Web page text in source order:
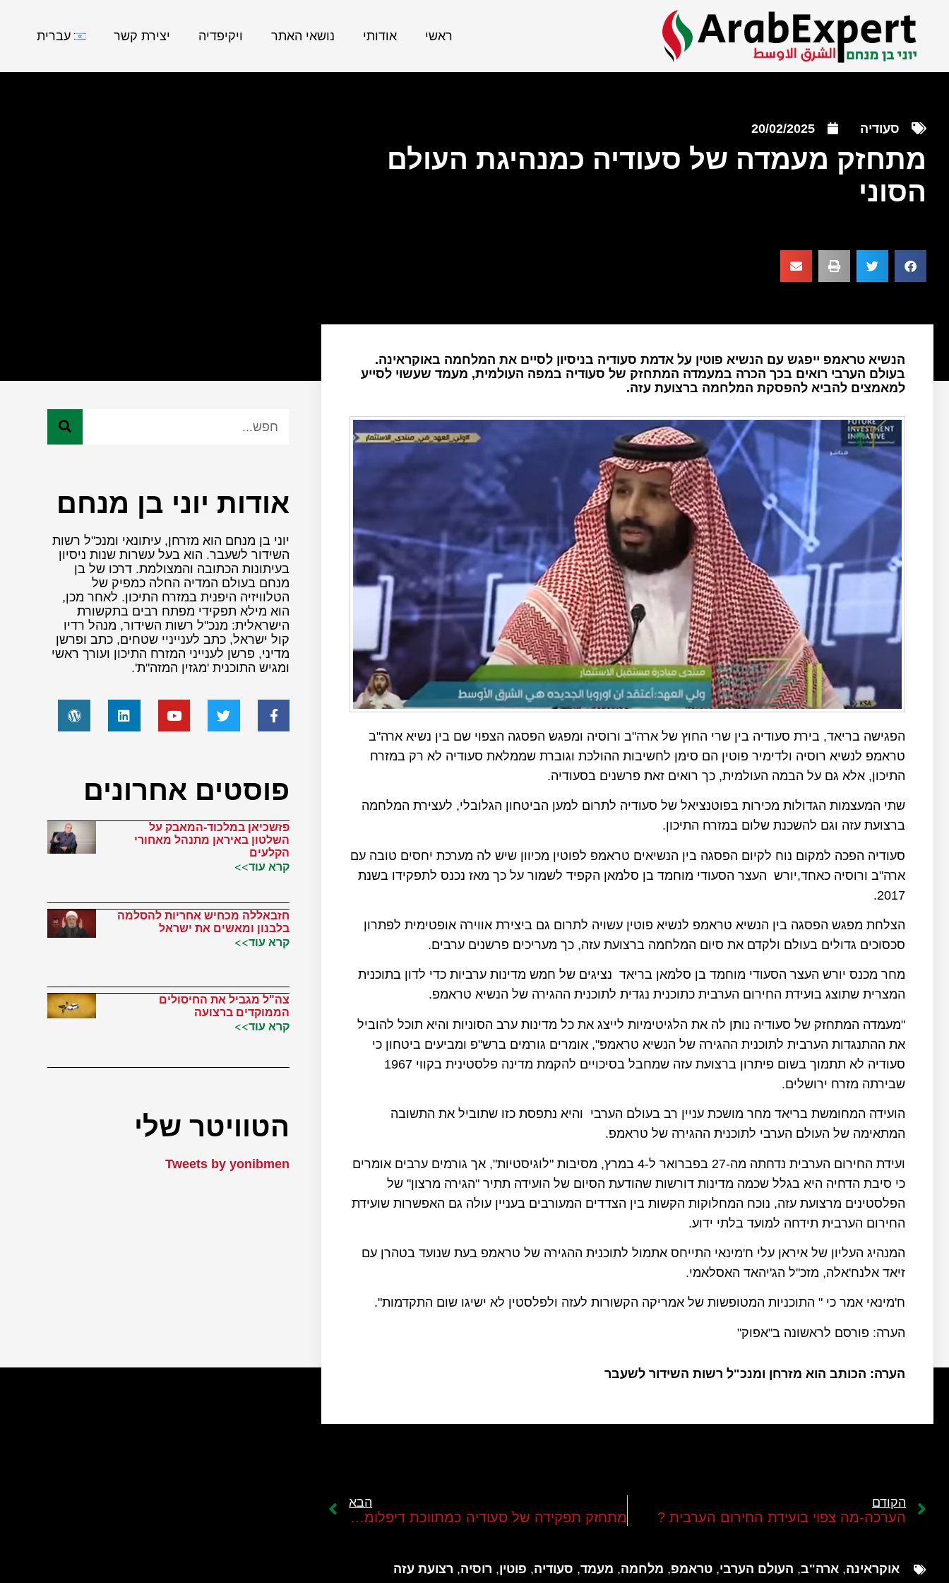
ראשי אודותי נושאי האתר ויקיפדיה יצירת קשר עברית
סעודיה 20/02/2025
מתחזק מעמדה של סעודיה כמנהיגת העולם
הסוני
הנשיא טראמפ ייפגש עם הנשיא פוטין על אדמת סעודיה בניסיון לסיים את המלחמה באוקראינה.
בעולם הערבי רואים בכך הכרה במעמדה המתחזק של סעודיה במפה העולמית, מעמד שעשוי לסייע
למאמצים להביא להפסקת המלחמה ברצועת עזה.
הפגישה בריאד, בירת סעודיה בין שרי החוץ של ארה"ב ורוסיה ומפגש הפסגה הצפוי שם בין נשיא ארה"ב
טראמפ לנשיא רוסיה ולדימיר פוטין הם סימן לחשיבות ההולכת וגוברת שממלאת סעודיה לא רק במזרח
התיכון, אלא גם על הבמה העולמית, כך רואים זאת פרשנים בסעודיה.
שתי המעצמות הגדולות מכירות בפוטנציאל של סעודיה לתרום למען הביטחון הגלובלי, לעצירת המלחמה
ברצועת עזה וגם להשכנת שלום במזרח התיכון.
סעודיה הפכה למקום נוח לקיום הפסגה בין הנשיאים טראמפ לפוטין מכיוון שיש לה מערכת יחסים טובה עם
ארה"ב ורוסיה כאחד,יורש העצר הסעודי מוחמד בן סלמאן הקפיד לשמור על כך מאז נכנס לתפקידו בשנת
2017.
הצלחת מפגש הפסגה בין הנשיא טראמפ לנשיא פוטין עשויה לתרום גם ביצירת אווירה אופטימית לפתרון
סכסוכים גדולים בעולם ולקדם את סיום המלחמה ברצועת עזה, כך מעריכים פרשנים ערבים.
מחר מכנס יורש העצר הסעודי מוחמד בן סלמאן בריאד נציגים של חמש מדינות ערביות כדי לדון בתוכנית
המצרית שתוצג בועידת החירום הערבית כתוכנית נגדית לתוכנית ההגירה של הנשיא טראמפ.
"מעמדה המתחזק של סעודיה נותן לה את הלגיטימיות לייצג את כל מדינות ערב הסוניות והיא תוכל להוביל
את ההתנגדות הערבית לתוכנית ההגירה של הנשיא טראמפ", אומרים גורמים ברש"פ ומביעים ביטחון כי
סעודיה לא תתמוך בשום פיתרון ברצועת עזה שמחבל בסיכויים להקמת מדינה פלסטינית בקווי 1967
שבירתה מזרח ירושלים.
הועידה המחומשת בריאד מחר מושכת עניין רב בעולם הערבי והיא נתפסת כזו שתוביל את התשובה
המתאימה של העולם הערבי לתוכנית ההגירה של טראמפ.
ועידת החירום הערבית נדחתה מה-27 בפברואר ל-4 במרץ, מסיבות "לוגיסטיות", אך גורמים ערבים אומרים
כי סיבת הדחיה היא בגלל שכמה מדינות דורשות שהודעת הסיום של הועידה תתיר "הגירה מרצון" של
הפלסטינים מרצועת עזה, נוכח המחלוקות הקשות בין הצדדים המעורבים בעניין עולה גם האפשרות שועידת
החירום הערבית תידחה למועד בלתי ידוע.
המנהיג העליון של איראן עלי ח'מינאי התייחס אתמול לתוכנית ההגירה של טראמפ בעת שנועד בטהרן עם
זיאד אלנח'אלה, מזכ"ל הג'יהאד האסלאמי.
ח'מינאי אמר כי " התוכניות המטופשות של אמריקה הקשורות לעזה ולפלסטין לא ישיגו שום התקדמות".
הערה: פורסם לראשונה ב"אפוק"
הערה: הכותב הוא מזרחן ומנכ"ל רשות השידור לשעבר
אודות יוני בן מנחם
יוני בן מנחם הוא מזרחן, עיתונאי ומנכ"ל רשות
השידור לשעבר. הוא בעל עשרות שנות ניסיון
בעיתונות הכתובה והמצולמת. דרכו של בן
מנחם בעולם המדיה החלה כמפיק של
הטלוויזיה היפנית במזרח התיכון. לאחר מכן,
הוא מילא תפקידי מפתח רבים בתקשורת
הישראלית: מנכ"ל רשות השידור, מנהל רדיו
קול ישראל, כתב לענייניי שטחים, כתב ופרשן
מדיני, פרשן לענייני המזרח התיכון ועורך ראשי
ומגיש התוכנית 'מגזין המזה"ת'.
פוסטים אחרונים
פזשכיאן במלכוד-המאבק על
השלטון באיראן מתנהל מאחורי
הקלעים
קרא עוד>>
חזבאללה מכחיש אחריות להסלמה
בלבנון ומאשים את ישראל
קרא עוד>>
צה"ל מגביל את החיסולים
הממוקדים ברצועה
קרא עוד>>
הטוויטר שלי
Tweets by yonibmen
הקודם
הערכה-מה צפוי בועידת החירום הערבית ?
הבא
מתחזק תפקידה של סעודיה כמתווכת דיפלומטית בסכסוכים בינלאומיים
אוקראינה, ארה"ב, העולם הערבי, טראמפ, מלחמה, מעמד, סעודיה, פוטין, רוסיה, רצועת עזה